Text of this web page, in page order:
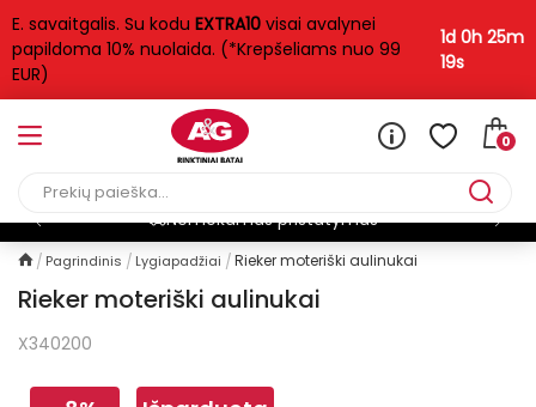
E. savaitgalis. Su kodu EXTRA10 visai avalynei
papildoma 10% nuolaida. (*Krepšeliams nuo 99
EUR)
1d 0h 25m
19s
0
Nemokamas pristatymas*
Pagrindinis Lygiapadžiai Rieker moteriški aulinukai
Rieker moteriški aulinukai
X340200